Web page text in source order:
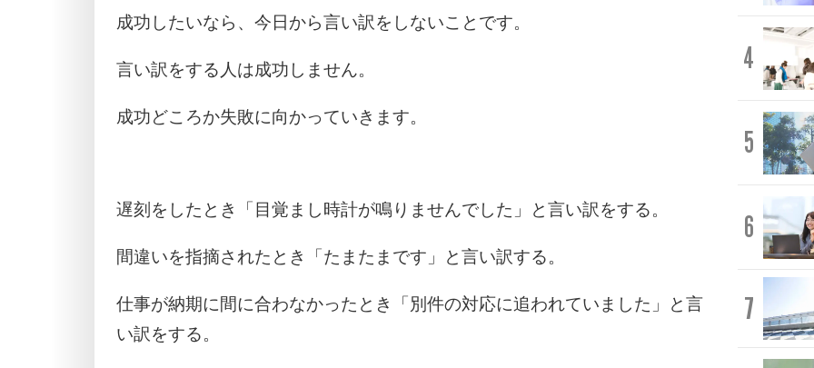
成功したいなら、今日から言い訳をしないことです。
言い訳をする人は成功しません。
成功どころか失敗に向かっていきます。
遅刻をしたとき「目覚まし時計が鳴りませんでした」と言い訳をする。
間違いを指摘されたとき「たまたまです」と言い訳する。
仕事が納期に間に合わなかったとき「別件の対応に追われていました」と言
い訳をする。
4
5
6
7